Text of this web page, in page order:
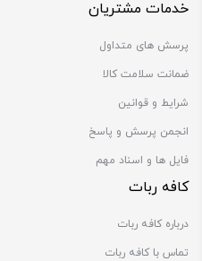
خدمات مشتریان
پرسش های متداول
ضمانت سلامت کالا
شرایط و قوانین
انجمن پرسش و پاسخ
فایل ها و اسناد مهم
کافه ربات
درباره کافه ربات
تماس با کافه ربات